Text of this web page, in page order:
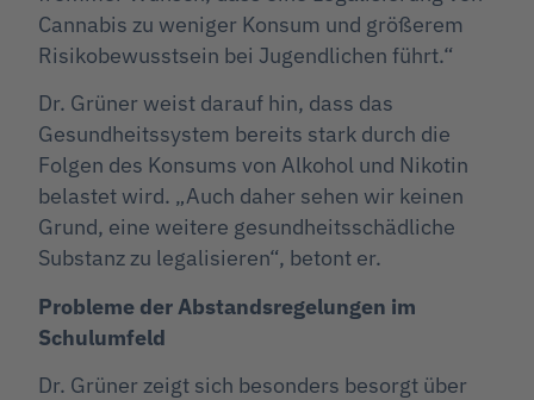
Cannabis zu weniger Konsum und größerem
Risikobewusstsein bei Jugendlichen führt.“
Dr. Grüner weist darauf hin, dass das
Gesundheitssystem bereits stark durch die
Folgen des Konsums von Alkohol und Nikotin
belastet wird. „Auch daher sehen wir keinen
Grund, eine weitere gesundheitsschädliche
Substanz zu legalisieren“, betont er.
Probleme der Abstandsregelungen im
Schulumfeld
Dr. Grüner zeigt sich besonders besorgt über